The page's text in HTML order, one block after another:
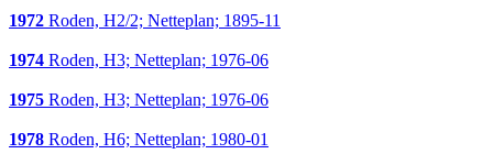
1972 Roden, H2/2; Netteplan; 1895-11
1974 Roden, H3; Netteplan; 1976-06
1975 Roden, H3; Netteplan; 1976-06
1978 Roden, H6; Netteplan; 1980-01